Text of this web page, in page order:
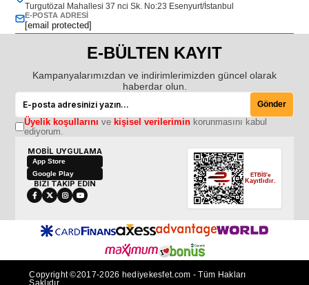
Turgutözal Mahallesi 37 nci Sk. No:23 Esenyurt/İstanbul
E-POSTA ADRESI
[email protected]
E-BÜLTEN KAYIT
Kampanyalarımızdan ve indirimlerimizden güncel olarak
haberdar olun.
Gönder
Üyelik koşullarını ve kişisel verileriminkorunmasını kabul
ediyorum.
MOBİL UYGULAMA
App Store
Google Play
BİZİ TAKİP EDİN
ETBİS'e
Kayıtlıdır.
Copyright ©2017-2026 hediyekesfet.com - Tüm Hakları
Saklıdır.